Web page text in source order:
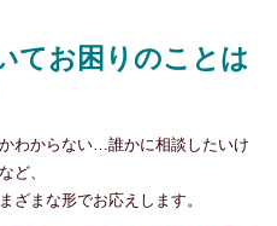
てお困りのことは
わからない…誰かに相談したいけ
ど、
ざまな形でお応えします。